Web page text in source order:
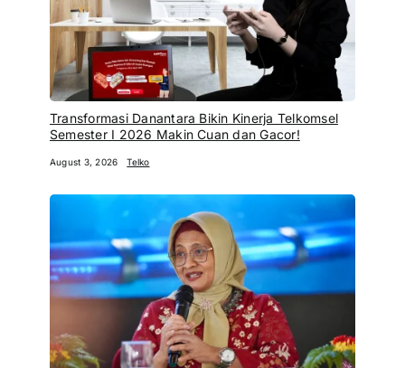
Transformasi Danantara Bikin Kinerja Telkomsel
Semester I 2026 Makin Cuan dan Gacor!
August 3, 2026 Telko